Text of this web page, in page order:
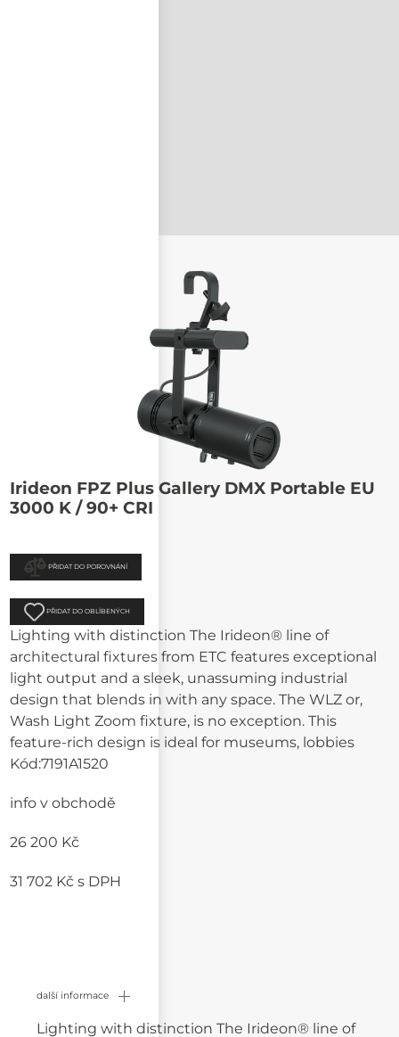
Irideon FPZ Plus Gallery DMX Portable EU
3000 K / 90+ CRI
PŘIDAT DO POROVNÁNÍ
PŘIDAT DO OBLÍBENÝCH
Lighting with distinction The Irideon® line of
architectural fixtures from ETC features exceptional
light output and a sleek, unassuming industrial
design that blends in with any space. The WLZ or,
Wash Light Zoom fixture, is no exception. This
feature-rich design is ideal for museums, lobbies
Kód:7191A1520
info v obchodě
26 200 Kč
31 702 Kčs DPH
další informace
Lighting with distinction The Irideon® line of